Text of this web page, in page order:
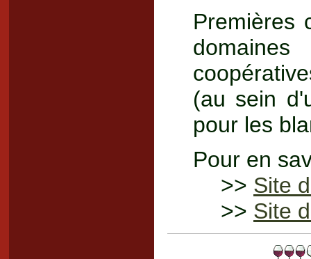
Premières
(au sein
pour les
Pour en
>> Site
>> Site